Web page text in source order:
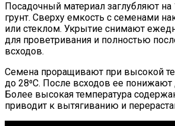
Посадочный материал заглубляют
грунт. Сверху емкость с семенами
или стеклом. Укрытие снимают
для проветривания и полностью
всходов.
Семена проращивают при высокой
до 28⁰С. После всходов ее понижают
Более высокая температура
приводит к вытягиванию и